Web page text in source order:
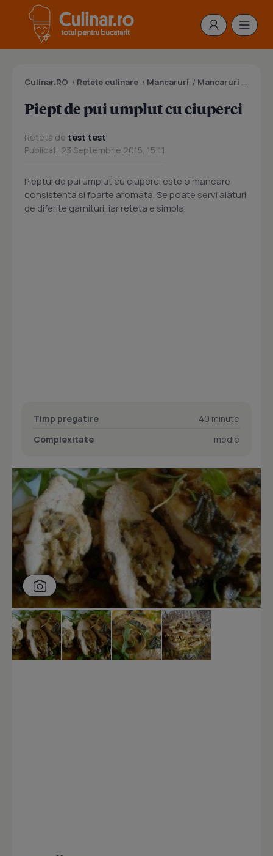
Culinar.RO / Retete culinare / Mancaruri / Mancaruri cu carne
Piept de pui umplut cu ciuperci
Rețetă de test test
Publicat: 23 Septembrie 2015, 15:11
Pieptul de pui umplut cu ciuperci este o mancare
consistenta si foarte aromata. Se poate servi alaturi
de diferite garnituri, iar reteta e simpla.
Timp pregatire
40 minute
Complexitate
medie